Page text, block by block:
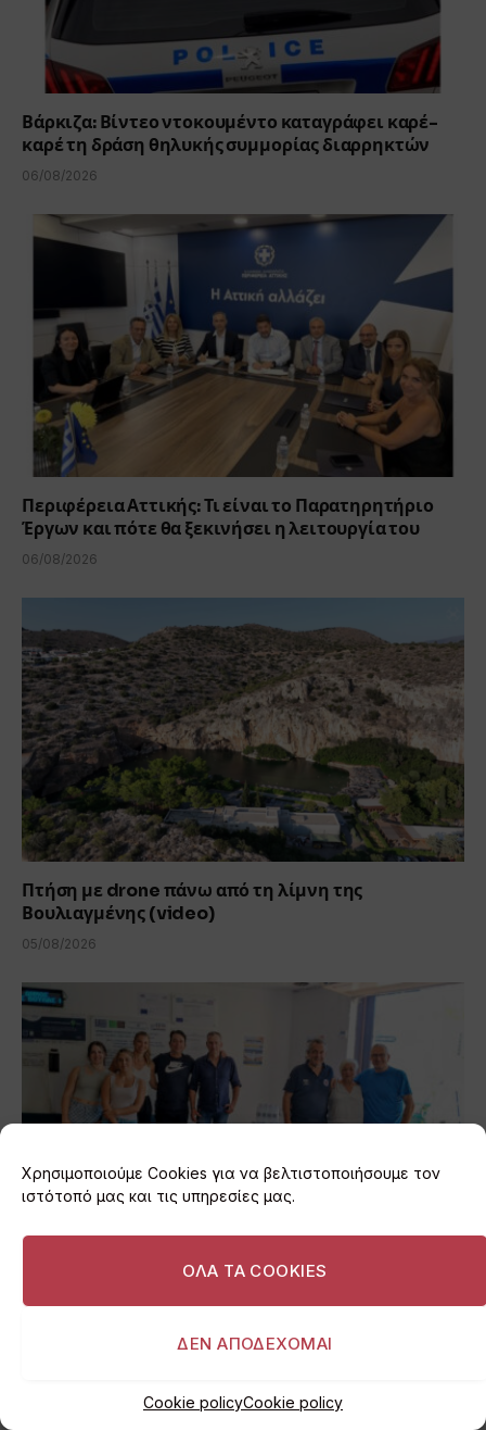
Χρησιμοποιούμε Cookies για να βελτιστοποιήσουμε τον
ιστότοπό μας και τις υπηρεσίες μας.
ΟΛΑ ΤΑ COOKIES
ΔΕΝ ΑΠΟΔΕΧΟΜΑΙ
Cookie policyCookie policy
Βάρκιζα: Βίντεο ντοκουμέντο καταγράφει καρέ-
καρέ τη δράση θηλυκής συμμορίας διαρρηκτών
06/08/2026
Περιφέρεια Αττικής: Τι είναι το Παρατηρητήριο
Έργων και πότε θα ξεκινήσει η λειτουργία του
06/08/2026
Πτήση με drone πάνω από τη λίμνη της
Βουλιαγμένης (video)
05/08/2026
Βάρη: 1.000 μπουκάλια νερό για τους
πυρόπληκτους της Μάνδρας
ADD A COMMENT